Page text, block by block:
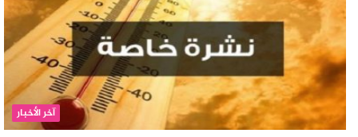
آخر الأخبار